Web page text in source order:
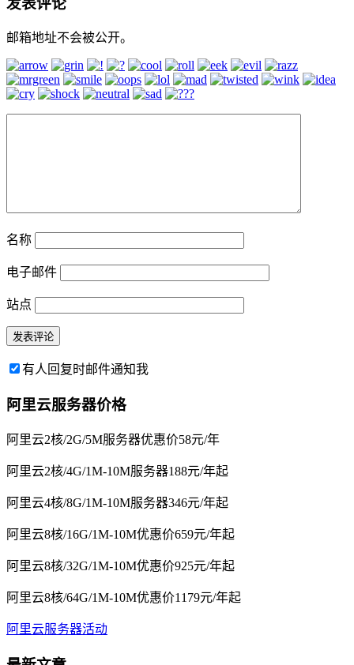
邮箱地址不会被公开。
名称
电子邮件
站点
有人回复时邮件通知我
阿里云服务器价格
阿里云2核/2G/5M服务器优惠价58元/年
阿里云2核/4G/1M-10M服务器188元/年起
阿里云4核/8G/1M-10M服务器346元/年起
阿里云8核/16G/1M-10M优惠价659元/年起
阿里云8核/32G/1M-10M优惠价925元/年起
阿里云8核/64G/1M-10M优惠价1179元/年起
阿里云服务器活动